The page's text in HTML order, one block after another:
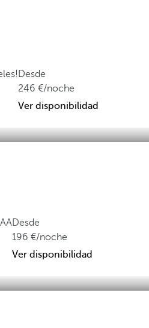
Desde
246
/noche
Ver disponibilidad
Desde
196
/noche
Ver disponibilidad